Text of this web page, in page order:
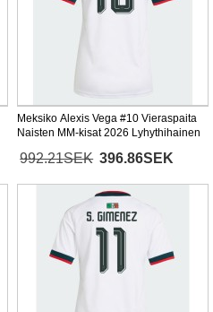
Meksiko Alexis Vega #10 Vieraspaita
Naisten MM-kisat 2026 Lyhythihainen
992.21SEK 396.86SEK